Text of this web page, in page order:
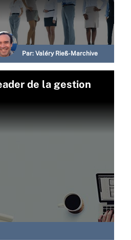
Par: Valéry Rieß-Marchive
de la gestion